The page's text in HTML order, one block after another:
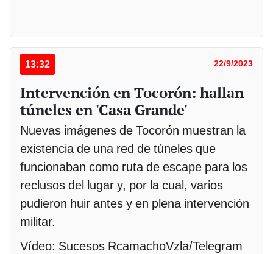
13:32 22/9/2023
Intervención en Tocorón: hallan
túneles en 'Casa Grande'
Nuevas imágenes de Tocorón muestran la
existencia de una red de túneles que
funcionaban como ruta de escape para los
reclusos del lugar y, por la cual, varios
pudieron huir antes y en plena intervención
militar.
Vídeo: Sucesos RcamachoVzla/Telegram